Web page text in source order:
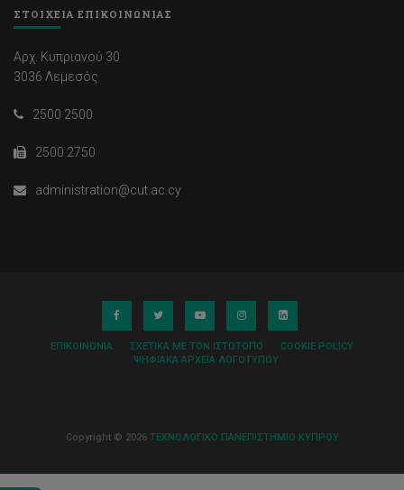
ΣΤΟΙΧΕΙΑ ΕΠΙΚΟΙΝΩΝΙΑΣ
Αρχ. Κυπριανού 30
3036 Λεμεσός
2500 2500
2500 2750
administration@cut.ac.cy
ΕΠΙΚΟΙΝΩΝΊΑ ΣΧΕΤΙΚΆ ΜΕ ΤΟΝ ΙΣΤΌΤΟΠΟ
COOKIE POLICY
ΨΗΦΙΑΚΆ ΑΡΧΕΊΑ ΛΟΓΌΤΥΠΟΥ
Copyright © 2026 ΤΕΧΝΟΛΟΓΙΚΟ ΠΑΝΕΠΙΣΤΗΜΙΟ ΚΥΠΡΟΥ